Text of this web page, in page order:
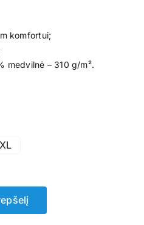
komfortui;
medvilnė – 310 g/m².
XL